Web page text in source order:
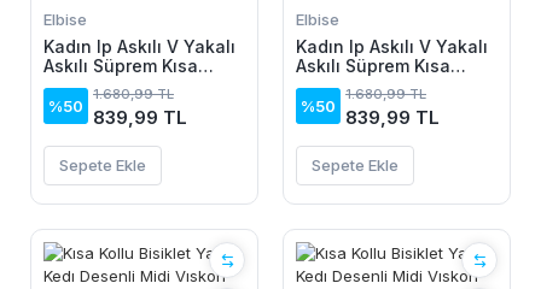
Elbise
Kadın Ip Askılı V Yakalı
Askılı Süprem Kısa
Elbise
%50
1.680,99 TL
839,99 TL
Sepete Ekle
Elbise
Kadın Ip Askılı V Yakalı
Askılı Süprem Kısa
Elbise
%50
1.680,99 TL
839,99 TL
Sepete Ekle